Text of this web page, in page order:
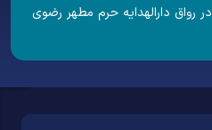
شامگاه دوشنبه ۴ خرداد ۱۴۰۵ در رواق دارالهدایه حرم مطهر رضوی